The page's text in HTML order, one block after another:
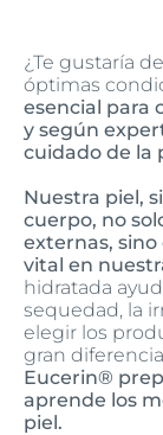
¿Te gustaría
óptimas
esencial para
y según
cuidado de la
Nuestra piel,
cuerpo, no
externas,
vital en
hidratada
sequedad, la
elegir los
gran
Eucerin®
aprende los
piel.